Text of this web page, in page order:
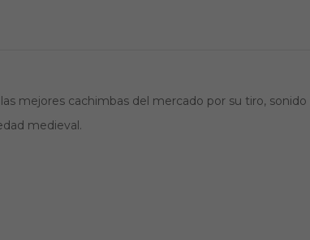
mejores cachimbas del mercado por su tiro,
medieval.